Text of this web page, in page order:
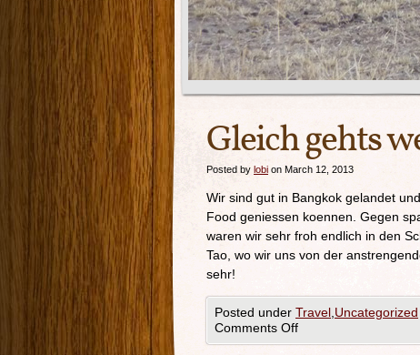
Gleich gehts
Posted by lobi on March 12, 2013
Wir sind gut in Bangkok gelandet
Food geniessen koennen. Gegen
waren wir sehr froh endlich in den
Tao, wo wir uns von der
sehr!
Posted under Travel Uncategorized
Comments Off